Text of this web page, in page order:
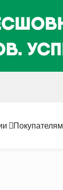
Покупателям